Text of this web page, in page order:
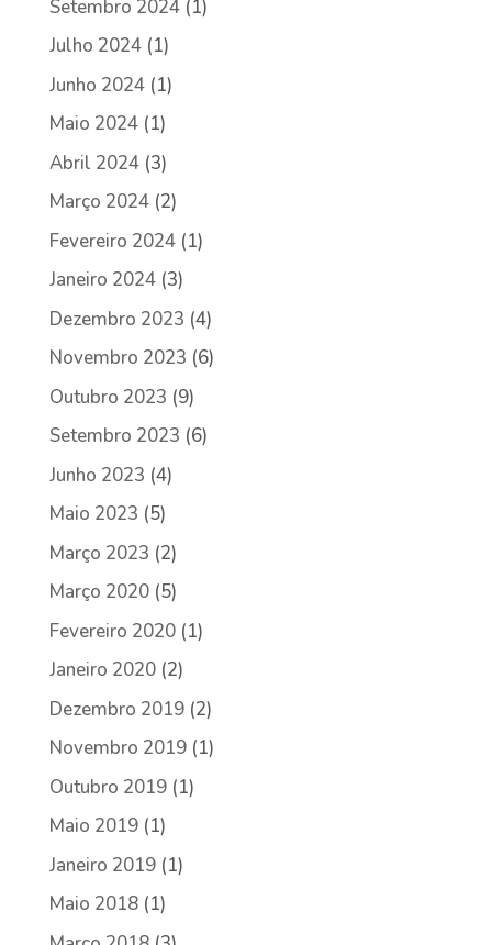
Setembro 2024(1)
Julho 2024(1)
Junho 2024(1)
Maio 2024(1)
Abril 2024(3)
Março 2024(2)
Fevereiro 2024(1)
Janeiro 2024(3)
Dezembro 2023 (4)
Novembro 2023 (6)
Outubro 2023 (9)
Setembro 2023 (6)
Junho 2023 (4)
Maio 2023 (5)
Março 2023 (2)
Março 2020(5)
Fevereiro 2020(1)
Janeiro 2020(2)
Dezembro 2019(2)
Novembro 2019(1)
Outubro 2019(1)
Maio 2019(1)
Janeiro 2019(1)
Maio 2018(1)